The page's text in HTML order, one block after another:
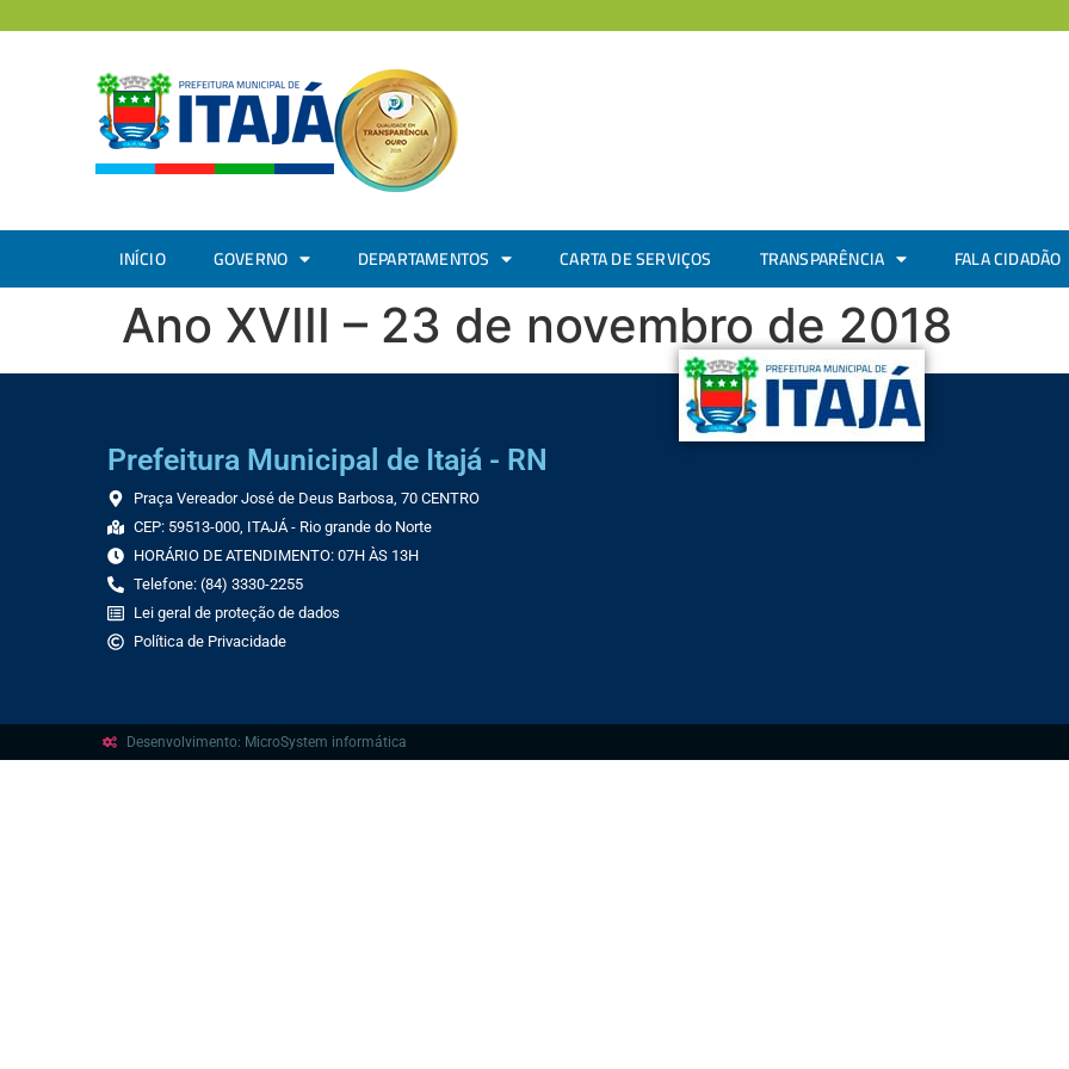
INÍCIO GOVERNO DEPARTAMENTOS CARTA DE SERVIÇOS TRANSPARÊNCIA FALA CIDADÃO
Ano XVIII – 23 de novembro de 2018
Prefeitura Municipal de Itajá - RN
Praça Vereador José de Deus Barbosa, 70 CENTRO
CEP: 59513-000, ITAJÁ - Rio grande do Norte
HORÁRIO DE ATENDIMENTO: 07H ÀS 13H
Telefone: (84) 3330-2255
Lei geral de proteção de dados
Política de Privacidade
Desenvolvimento: MicroSystem informática